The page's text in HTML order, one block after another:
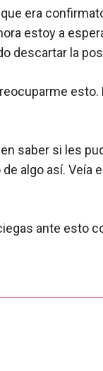
era
estoy a
descartar la
saber si les
algo así.
ante esto